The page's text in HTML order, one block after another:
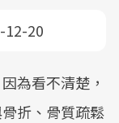
12-20
為看不清楚，
折、骨質疏鬆